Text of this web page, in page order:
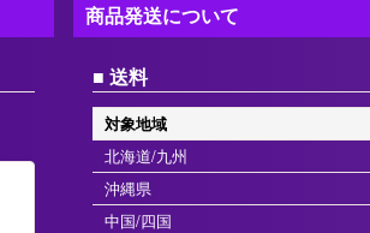
商品発送について
送料
対象地域
北海道/九州
沖縄県
中国/四国